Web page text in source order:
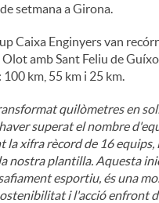
setmana a Girona.
Caixa Enginyers van
amb Sant Feliu de
km, 55 km i 25 km.
quilòmetres en
superat el nombre
la xifra rècord de 16 equips,
nostra plantilla. Aquesta
esportiu, és una
i l'acció enfront